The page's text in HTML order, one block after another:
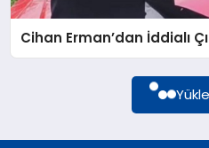
YAŞAM
Cihan Erman’dan İddialı